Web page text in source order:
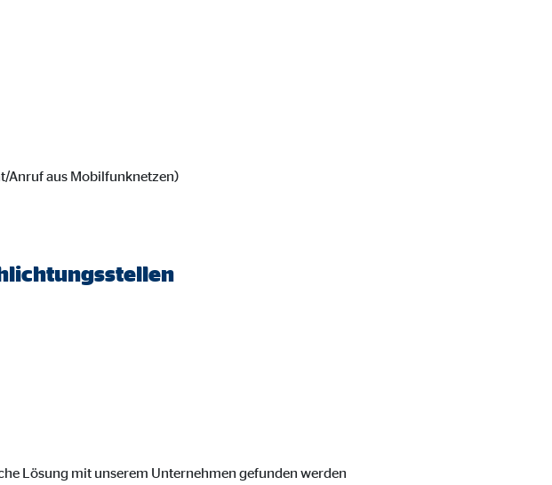
Anruf aus Mobilfunknetzen)
Lösung mit unserem Unternehmen gefunden werden